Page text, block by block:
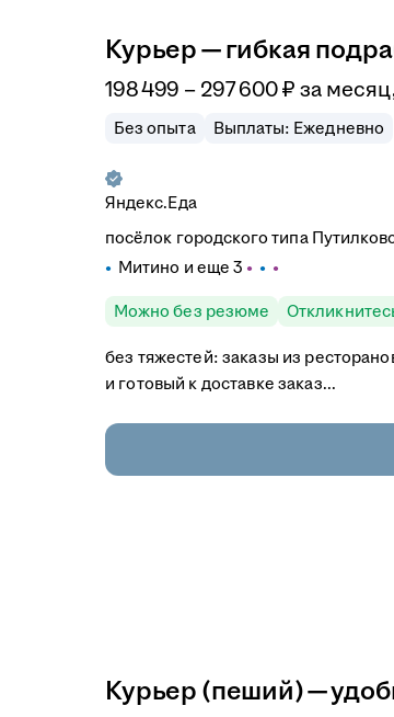
Курьер — гибкая
198 499 – 297 600₽ за
Без опыта Выплаты: Ежедневно
Яндекс.Еда
посёлок городского типа
Митино и еще 3
Можно без резюме
без тяжестей: заказы из
и готовый к доставке заказ...
Курьер (пеший) —